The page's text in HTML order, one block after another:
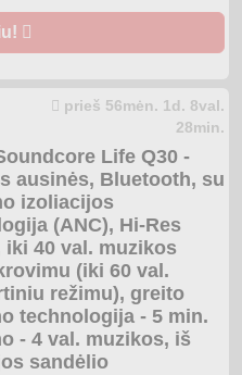
prieš 56mėn. 1d. 8val.
28min.
Life Q30 -
ausinės, Bluetooth, su
izoliacijos
(ANC), Hi-Res
iki 40 val. muzikos
(iki 60 val.
režimu), greito
technologija - 5 min.
- 4 val. muzikos, iš
sandėlio